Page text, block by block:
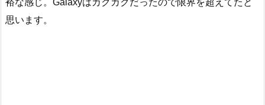
裕な感じ。Galaxyはカクカクだったので限界を超えてたと
思います。